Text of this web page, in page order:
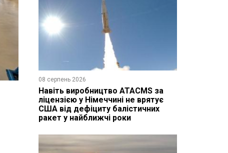
08 серпень 2026
Навіть виробництво ATACMS за
ліцензією у Німеччині не врятує
США від дефіциту балістичних
ракет у найближчі роки